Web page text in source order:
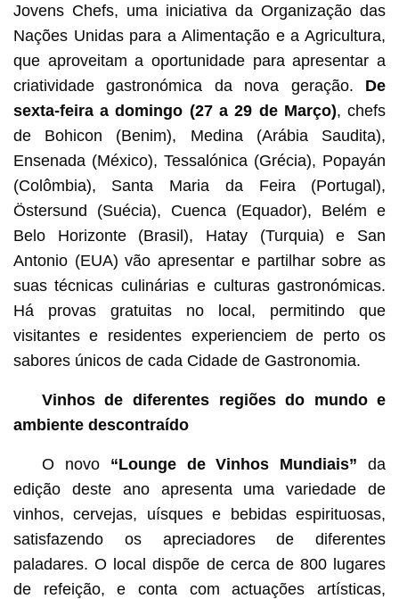
Jovens Chefs, uma iniciativa da Organização das
Nações Unidas para a Alimentação e a Agricultura,
que aproveitam a oportunidade para apresentar a
criatividade gastronómica da nova geração. De
sexta-feira a domingo (27 a 29 de Março), chefs
de Bohicon (Benim), Medina (Arábia Saudita),
Ensenada (México), Tessalónica (Grécia), Popayán
(Colômbia), Santa Maria da Feira (Portugal),
Östersund (Suécia), Cuenca (Equador), Belém e
Belo Horizonte (Brasil), Hatay (Turquia) e San
Antonio (EUA) vão apresentar e partilhar sobre as
suas técnicas culinárias e culturas gastronómicas.
Há provas gratuitas no local, permitindo que
visitantes e residentes experienciem de perto os
sabores únicos de cada Cidade de Gastronomia.
Vinhos de diferentes regiões do mundo e
ambiente descontraído
O novo “Lounge de Vinhos Mundiais” da
edição deste ano apresenta uma variedade de
vinhos, cervejas, uísques e bebidas espirituosas,
satisfazendo os apreciadores de diferentes
paladares. O local dispõe de cerca de 800 lugares
de refeição, e conta com actuações artísticas,